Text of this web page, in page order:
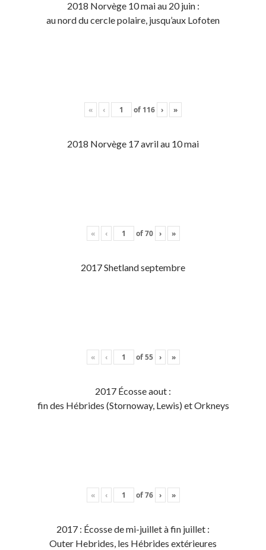
2018 Norvège 10 mai au 20 juin :
au nord du cercle polaire, jusqu’aux Lofoten
« ‹ of 116 › »
2018 Norvège 17 avril au 10 mai
« ‹ of70 › »
2017 Shetland septembre
« ‹ of55 › »
2017 Écosse aout :
fin des Hébrides (Stornoway, Lewis) et Orkneys
« ‹ of76 › »
2017 : Écosse de mi-juillet à fin juillet :
Outer Hebrides, les Hébrides extérieures